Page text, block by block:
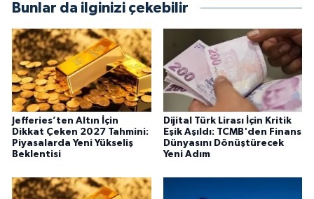
Bunlar da ilginizi çekebilir
Jefferies’ten Altın İçin
Dikkat Çeken 2027 Tahmini:
Piyasalarda Yeni Yükseliş
Beklentisi
Dijital Türk Lirası İçin Kritik
Eşik Aşıldı: TCMB'den Finans
Dünyasını Dönüştürecek
Yeni Adım